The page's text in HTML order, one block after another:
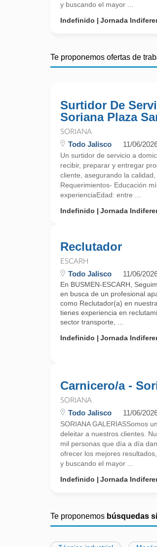
y buscando el mayor ...
Indefinido
Jornada
Te proponemos ofertas de
Surtidor De
Soriana Plaza
SORIANA
Todo Jalisco 11/06/
Un surtidor de servicio a
recibir, preparar y entregar
cliente, asegurando la
Requerimientos- Educación
experienciaEdad: entre ...
Indefinido
Jornada
Reclutador
ESCARH
Todo Jalisco 11/06/
En BUSMEN-ESCARH,
en busca de un profesional
como Reclutador(a) en
tienes experiencia en
sector transporte, ...
Indefinido
Jornada
Carnicero/a -
SORIANA
Todo Jalisco 11/06/
SORIANA GALERIASSomos
deleitar a nuestros clientes.
mil personas que día a día
ofrecer los mejores
y buscando el mayor ...
Indefinido
Jornada
Te proponemos búsquedas